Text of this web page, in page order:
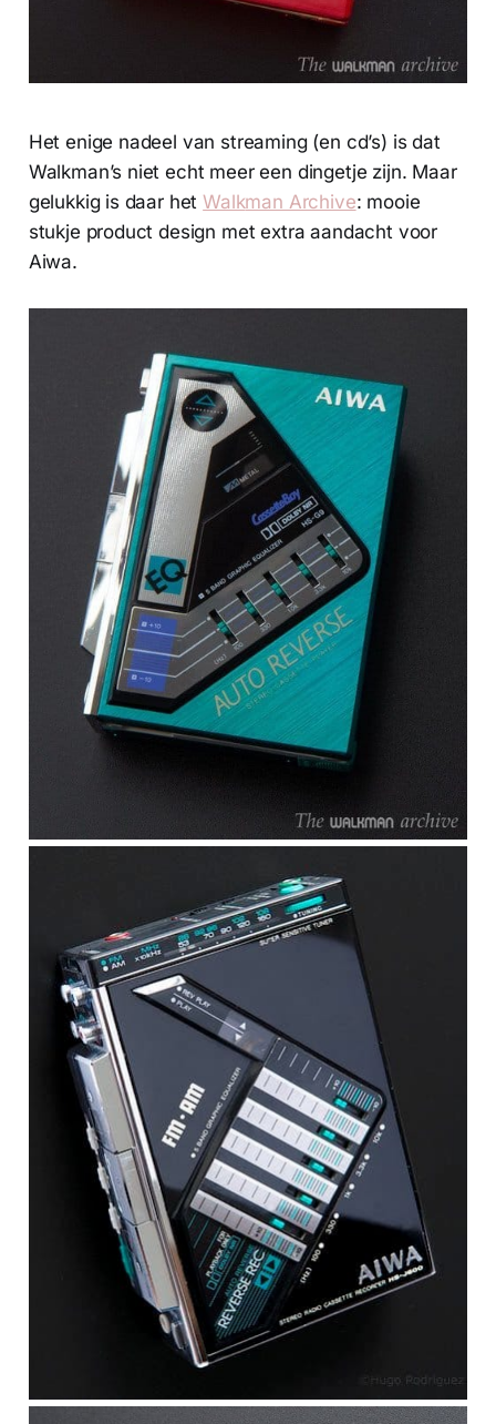
Het enige nadeel van streaming (en cd’s) is dat
Walkman’s niet echt meer een dingetje zijn. Maar
gelukkig is daar hetWalkman Archive: mooie
stukje product design met extra aandacht voor
Aiwa.